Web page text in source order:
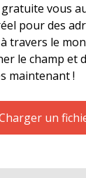
gratuite vous
pour des
travers le
le champ et
maintenant !
un